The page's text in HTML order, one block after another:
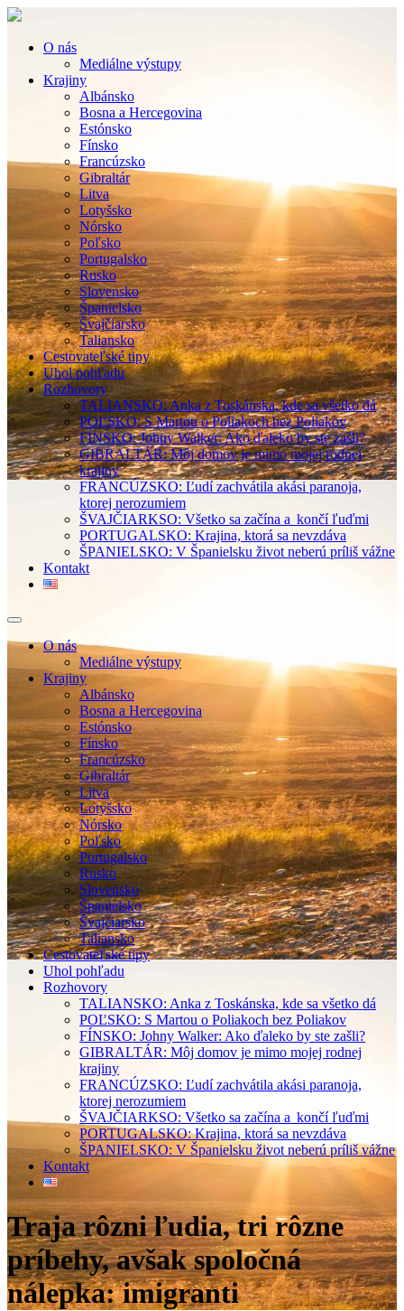
O nás
Mediálne výstupy
Krajiny
Albánsko
Bosna a Hercegovina
Estónsko
Fínsko
Francúzsko
Gibraltár
Litva
Lotyšsko
Nórsko
Poľsko
Portugalsko
Rusko
Slovensko
Španielsko
Švajčiarsko
Taliansko
Cestovateľské tipy
Uhol pohľadu
Rozhovory
TALIANSKO: Anka z Toskánska, kde sa všetko dá
POĽSKO: S Martou o Poliakoch bez Poliakov
FÍNSKO: Johny Walker: Ako ďaleko by ste zašli?
GIBRALTÁR: Môj domov je mimo mojej rodnej
krajiny
FRANCÚZSKO: Ľudí zachvátila akási paranoja,
ktorej nerozumiem
ŠVAJČIARKSO: Všetko sa začína a končí ľuďmi
PORTUGALSKO: Krajina, ktorá sa nevzdáva
ŠPANIELSKO: V Španielsku život neberú príliš vážne
Kontakt
O nás
Mediálne výstupy
Krajiny
Albánsko
Bosna a Hercegovina
Estónsko
Fínsko
Francúzsko
Gibraltár
Litva
Lotyšsko
Nórsko
Poľsko
Portugalsko
Rusko
Slovensko
Španielsko
Švajčiarsko
Taliansko
Cestovateľské tipy
Uhol pohľadu
Rozhovory
TALIANSKO: Anka z Toskánska, kde sa všetko dá
POĽSKO: S Martou o Poliakoch bez Poliakov
FÍNSKO: Johny Walker: Ako ďaleko by ste zašli?
GIBRALTÁR: Môj domov je mimo mojej rodnej
krajiny
FRANCÚZSKO: Ľudí zachvátila akási paranoja,
ktorej nerozumiem
ŠVAJČIARKSO: Všetko sa začína a končí ľuďmi
PORTUGALSKO: Krajina, ktorá sa nevzdáva
ŠPANIELSKO: V Španielsku život neberú príliš vážne
Kontakt
Traja rôzni ľudia, tri rôzne
príbehy, avšak spoločná
nálepka: imigranti